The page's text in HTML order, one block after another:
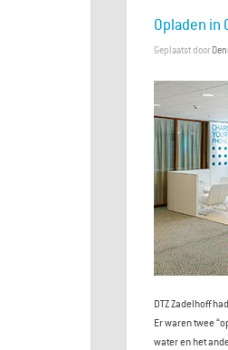
Opladen in
Geplaatst door
DTZ Zadelhoff
Er waren twee
water en het